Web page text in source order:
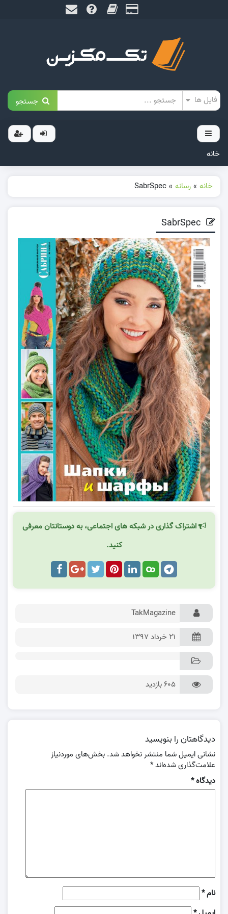
جستجو
خانه
خانه » رسانه »
SabrSpec
اشتراک گذاری در شبکه های اجتماعی، به دوستانتان معرفی
کنید.
TakMagazine
۲۱ خرداد ۱۳۹۷
605 بازدید
دیدگاهتان را بنویسید
نشانی ایمیل شما منتشر نخواهد شد. بخش‌های موردنیاز
علامت‌گذاری شده‌اند*
دیدگاه*
نام*